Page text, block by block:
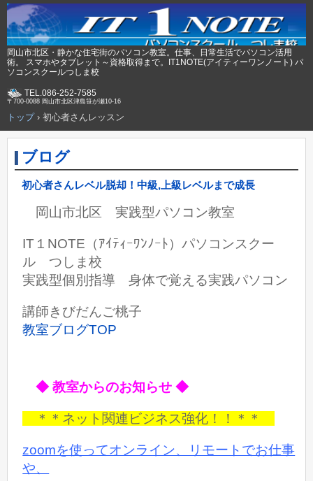
岡山市北区・静かな住宅街のパソコン教室。仕事、日常生活でパソコン活用
術。 スマホやタブレット～資格取得まで。IT1NOTE(アイティーワンノート) パ
ソコンスクールつしま校
TEL.086-252-7585
〒700-0088 岡山市北区津島笹が瀬10-16
トップ› 初心者さんレッスン
ブログ
初心者さんレベル脱却！中級,上級レベルまで成長
岡山市北区 実践型パソコン教室
IT１NOTE（ｱｲﾃｨｰﾜﾝﾉｰﾄ）パソコンスクー
ル つしま校
実践型個別指導 身体で覚える実践パソコン
講師きびだんご桃子
教室ブログTOP
◆ 教室からのお知らせ ◆
＊＊ネット関連ビジネス強化！！＊＊
zoomを使ってオンライン、リモートでお仕事
や、